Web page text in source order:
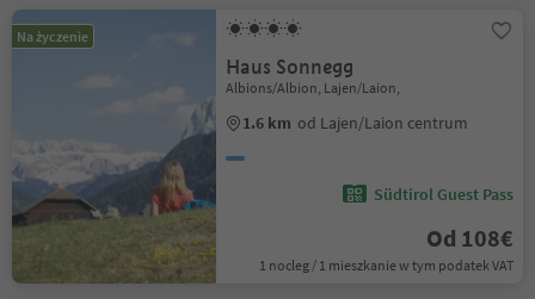
Na życzenie
Haus Sonnegg
Albions/Albion, Lajen/Laion,
1.6 km od Lajen/Laion centrum
Südtirol Guest Pass
Od 108€
1 nocleg / 1 mieszkanie w tym podatek VAT